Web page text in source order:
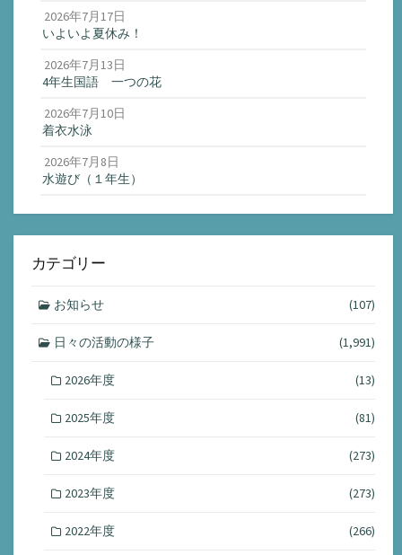
2026年7月17日
いよいよ夏休み！
2026年7月13日
4年生国語 一つの花
2026年7月10日
着衣水泳
2026年7月8日
水遊び（１年生）
カテゴリー
お知らせ (107)
日々の活動の様子 (1,991)
2026年度 (13)
2025年度 (81)
2024年度 (273)
2023年度 (273)
2022年度 (266)